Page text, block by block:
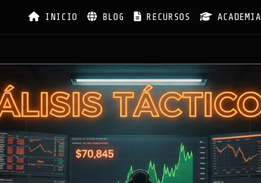
INICIO BLOG RECURSOS ACADEMIA